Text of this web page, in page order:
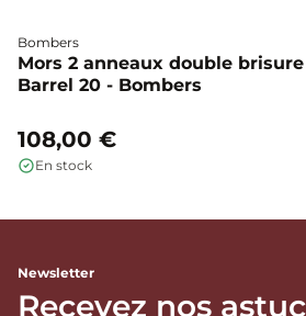
Bombers
Mors 2 anneaux double brisure
Barrel 20 - Bombers
108,00 €
En stock
Newsletter
Recevez nos